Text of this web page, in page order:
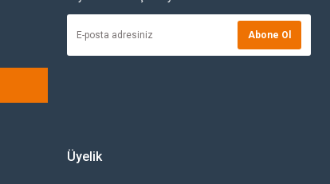
Abone Ol
Üyelik